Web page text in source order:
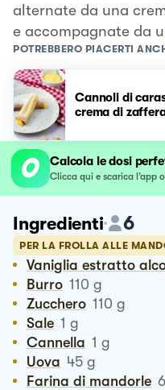
alternate da una
e accompagnate da
POTREBBERO PIACERTI
Cannoli di
crema di
Calcola le dosi
Clicca qui e scarica l’app
Ingredienti 6
PER LA FROLLA ALLE
Vaniglia estratto
Burro 110 g
Zucchero 110 g
Sale 1 g
Cannella 1 g
Uova 45 g
Farina di mandorle